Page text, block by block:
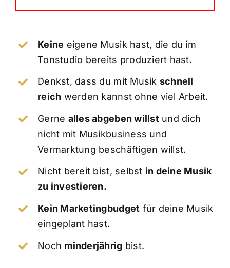
Keine eigene Musik hast, die du im
Tonstudio bereits produziert hast.
Denkst, dass du mit Musik schnell
reich werden kannst ohne viel Arbeit.
Gerne alles abgeben willst und dich
nicht mit Musikbusiness und
Vermarktung beschäftigen willst.
Nicht bereit bist, selbst in deine Musik
zu investieren.
Kein Marketingbudget für deine Musik
eingeplant hast.
Noch minderjährig bist.